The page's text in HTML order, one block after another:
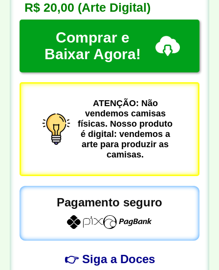
R$ 20,00 (Arte Digital)
Comprar e
Baixar Agora!
ATENÇÃO: Não
vendemos camisas
físicas. Nosso produto
é digital: vendemos a
arte para produzir as
camisas.
Pagamento seguro
👉 Siga a Doces